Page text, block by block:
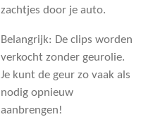
zachtjes door je auto.
Belangrijk: De clips worden
verkocht zonder geurolie.
Je kunt de geur zo vaak als
nodig opnieuw
aanbrengen!